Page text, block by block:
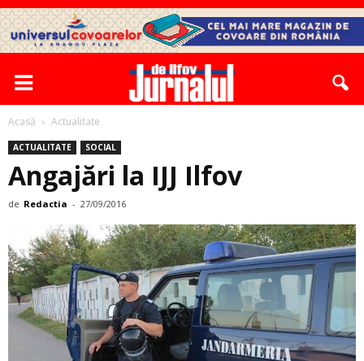
Acasă Actualitate
ACTUALITATE SOCIAL
Angajări la IJJ Ilfov
de Redactia - 27/09/2016